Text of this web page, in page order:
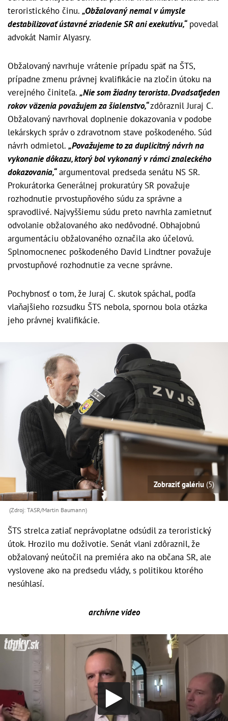
teroristického činu. „Obžalovaný nemal v úmysle
destabilizovať ústavné zriadenie SR ani exekutívu,“povedal
advokát Namir Alyasry.
Obžalovaný navrhuje vrátenie prípadu späť na ŠTS,
prípadne zmenu právnej kvalifikácie na zločin útoku na
verejného činiteľa. „Nie som žiadny terorista. Dvadsaťjeden
rokov väzenia považujem za šialenstvo,“zdôraznil Juraj C.
Obžalovaný navrhoval doplnenie dokazovania v podobe
lekárskych správ o zdravotnom stave poškodeného. Súd
návrh odmietol. „Považujeme to za duplicitný návrh na
vykonanie dôkazu, ktorý bol vykonaný v rámci znaleckého
dokazovania,“argumentoval predseda senátu NS SR.
Prokurátorka Generálnej prokuratúry SR považuje
rozhodnutie prvostupňového súdu za správne a
spravodlivé. Najvyššiemu súdu preto navrhla zamietnuť
odvolanie obžalovaného ako nedôvodné. Obhajobnú
argumentáciu obžalovaného označila ako účelovú.
Splnomocnenec poškodeného David Lindtner považuje
prvostupňové rozhodnutie za vecne správne.
Pochybnosť o tom, že Juraj C. skutok spáchal, podľa
vlaňajšieho rozsudku ŠTS nebola, spornou bola otázka
jeho právnej kvalifikácie.
Zobraziť galériu (5)
(Zdroj: TASR/Martin Baumann)
ŠTS strelca zatiaľ neprávoplatne odsúdil za teroristický
útok. Hrozilo mu doživotie. Senát vlani zdôraznil, že
obžalovaný neútočil na premiéra ako na občana SR, ale
vyslovene ako na predsedu vlády, s politikou ktorého
nesúhlasí.
archívne video